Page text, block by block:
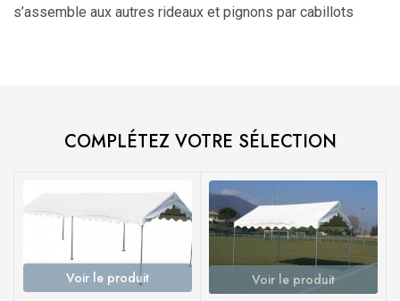
s’assemble aux autres rideaux et pignons par cabillots
COMPLÉTEZ VOTRE SÉLECTION
Voir le produit Voir le produit